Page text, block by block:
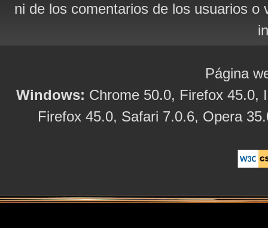
ni de los comentarios de los usuarios
Página
Windows: Chrome 50.0, Firefox 45.0,
Firefox 45.0, Safari 7.0.6, Opera